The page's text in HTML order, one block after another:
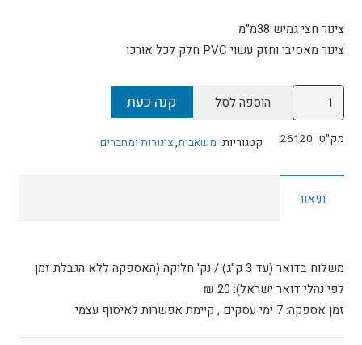
צינור חצי גמיש 38מ"מ
צינור מאסיבי וחזק עשוי PVC חלק לכל אורכו
כמות
של
צינור
חצי
גמיש
למטר)
הוספה לסל קנה כעת
מק"ט: 26120 קטגוריות: משאבות,צינורות ומחברים
תיאור
משלוח בדואר (עד 3 ק"ג) / נק' חלוקה (האספקה ללא הגבלת זמן
לפי נהלי דואר ישראל): 20 ₪
זמן אספקה: 7 ימי עסקים , קיימת אפשרות לאיסוף עצמי